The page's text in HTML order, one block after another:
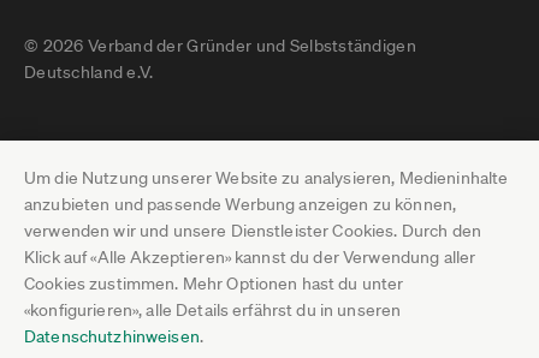
Um die Nutzung unserer Website zu analysieren, Medieninhalte
anzubieten und passende Werbung anzeigen zu können,
verwenden wir und unsere Dienstleister Cookies. Durch den
Klick auf «Alle Akzeptieren» kannst du der Verwendung aller
Cookies zustimmen. Mehr Optionen hast du unter
«konfigurieren», alle Details erfährst du in unseren
Datenschutzhinweisen.
© 2026 Verband der Gründer und Selbstständigen
Deutschland e.V.
Impressum
Datenschutz
Pressebereich
Jobs